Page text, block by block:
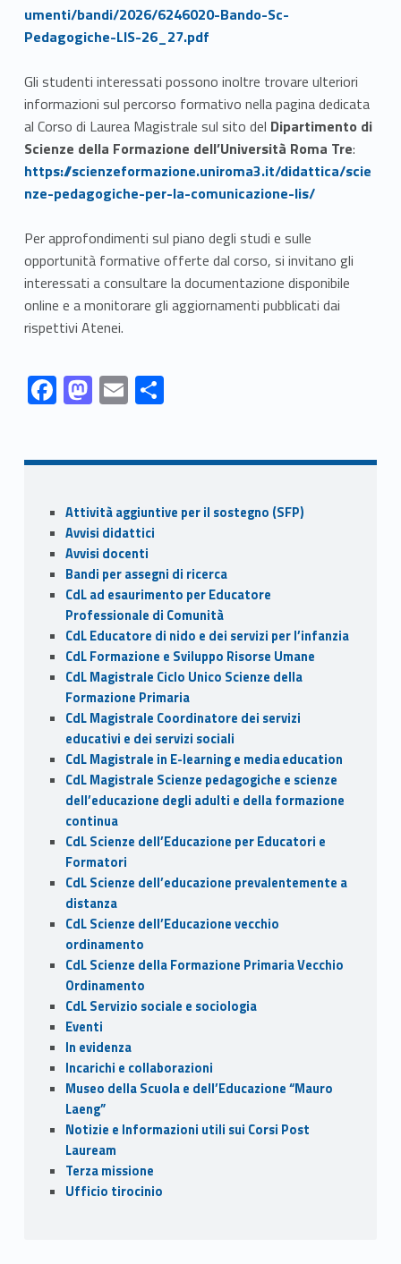
umenti/bandi/2026/6246020-Bando-Sc-
Pedagogiche-LIS-26_27.pdf
Gli studenti interessati possono inoltre trovare ulteriori
informazioni sul percorso formativo nella pagina dedicata
al Corso di Laurea Magistrale sul sito del Dipartimento di
Scienze della Formazione dell’Università Roma Tre:
Link identifier #identifier__168709-2https://scienzeformazione.uniroma3.it/didattica/scie
nze-pedagogiche-per-la-comunicazione-lis/
Per approfondimenti sul piano degli studi e sulle
opportunità formative offerte dal corso, si invitano gli
interessati a consultare la documentazione disponibile
online e a monitorare gli aggiornamenti pubblicati dai
rispettivi Atenei.
Link identifier #identifier__128298-1 F
ac
b
o
o
k
Link identifier #identifier__67225-2 M
as
d
o
n
Link identifier #identifier__101962-3 E
m
l
Link identifier #identifier__179876-4 C
di
vi
di
Sidebar
Attività aggiuntive per il sostegno (SFP)
Avvisi didattici
Avvisi docenti
Bandi per assegni di ricerca
CdL ad esaurimento per Educatore
Professionale di Comunità
CdL Educatore di nido e dei servizi per l’infanzia
CdL Formazione e Sviluppo Risorse Umane
CdL Magistrale Ciclo Unico Scienze della
Formazione Primaria
CdL Magistrale Coordinatore dei servizi
educativi e dei servizi sociali
CdL Magistrale in E-learning e media education
CdL Magistrale Scienze pedagogiche e scienze
dell’educazione degli adulti e della formazione
continua
CdL Scienze dell’Educazione per Educatori e
Formatori
CdL Scienze dell’educazione prevalentemente a
distanza
CdL Scienze dell’Educazione vecchio
ordinamento
CdL Scienze della Formazione Primaria Vecchio
Ordinamento
CdL Servizio sociale e sociologia
Eventi
In evidenza
Incarichi e collaborazioni
Museo della Scuola e dell’Educazione “Mauro
Laeng”
Notizie e Informazioni utili sui Corsi Post
Lauream
Terza missione
Ufficio tirocinio